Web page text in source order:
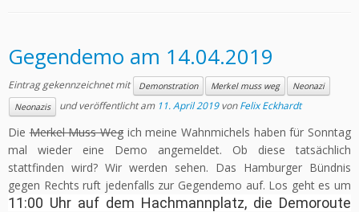
Gegendemo am 14.04.2019
Eintrag gekennzeichnet mit Demonstration Merkel muss weg
Neonazi
Neonazis
und veröffentlicht am 11. April 2019 vonFelix Eckhardt
DieMerkel Muss Weg ich meine Wahnmichels haben für Sonntag
mal wieder eine Demo angemeldet. Ob diese tatsächlich
stattfinden wird? Wir werden sehen. Das Hamburger Bündnis
gegen Rechts ruft jedenfalls zur Gegendemo auf. Los geht es um
11:00 Uhr auf dem Hachmannplatz, die Demoroute